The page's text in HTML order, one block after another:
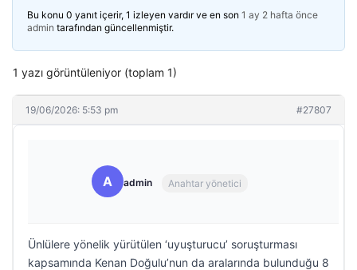
Bu konu 0 yanıt içerir, 1 izleyen vardır ve en son 1 ay 2 hafta önce
admin tarafından güncellenmiştir.
1 yazı görüntüleniyor (toplam 1)
19/06/2026: 5:53 pm #27807
A admin Anahtar yönetici
Ünlülere yönelik yürütülen ‘uyuşturucu’ soruşturması
kapsamında Kenan Doğulu’nun da aralarında bulunduğu 8